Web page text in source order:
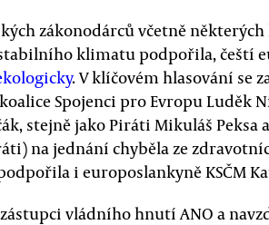
zákonodárců včetně
klimatu podpořila, čeští
. V klíčovém hlasování se
Spojenci pro Evropu Luděk
stejně jako Piráti Mikuláš Peksa
na jednání chyběla ze
i europoslankyně KSČM
vládního hnutí ANO a